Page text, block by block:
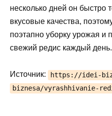
несколько дней он быстро
вкусовые качества,
поэтапно уборку урожая и
свежий редис каждый день.
Источник:
https://idei-
biznesa/vyrashhivanie-